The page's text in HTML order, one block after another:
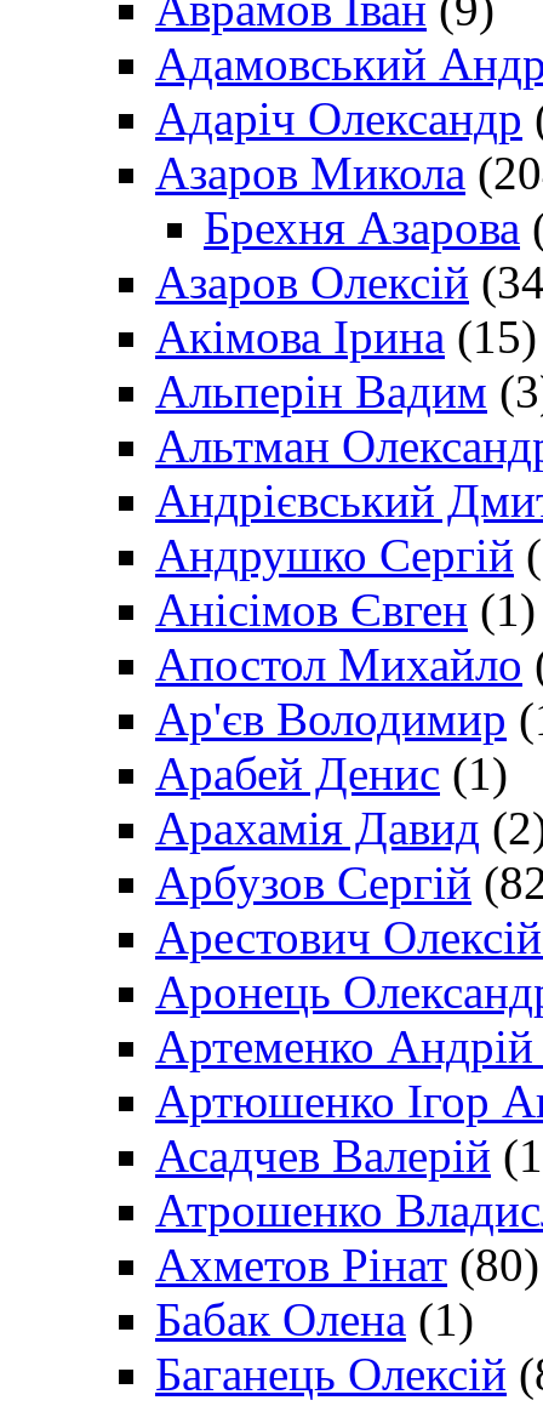
Адамовський
Адаріч Олександр
Азаров Микола
Брехня Азарова
Азаров Олексій
Акімова Ірина (15)
Альперін Вадим
Альтман
Андрієвський
Андрушко Сергій
Анісімов Євген (1)
Апостол Михайло
Ар'єв Володимир
Арабей Денис (1)
Арахамія Давид
Арбузов Сергій
Арестович
Аронець
Артеменко Андрій
Артюшенко Ігор
Асадчев Валерій
Атрошенко
Ахметов Рінат (80)
Бабак Олена (1)
Баганець Олексій